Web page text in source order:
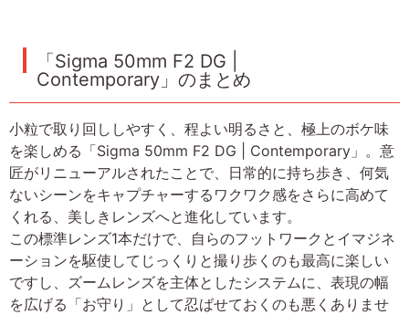
「Sigma 50mm F2 DG |
Contemporary」のまとめ
小粒で取り回ししやすく、程よい明るさと、極上のボケ味
を楽しめる「Sigma 50mm F2 DG | Contemporary」。意
匠がリニューアルされたことで、日常的に持ち歩き、何気
ないシーンをキャプチャーするワクワク感をさらに高めて
くれる、美しきレンズへと進化しています。
この標準レンズ1本だけで、自らのフットワークとイマジネ
ーションを駆使してじっくりと撮り歩くのも最高に楽しい
ですし、ズームレンズを主体としたシステムに、表現の幅
を広げる「お守り」として忍ばせておくのも悪くありませ